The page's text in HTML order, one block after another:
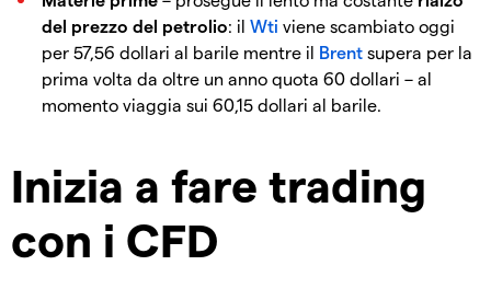
del prezzo del petrolio: il Wti viene scambiato oggi
per 57,56 dollari al barile mentre il Brent supera per la
prima volta da oltre un anno quota 60 dollari – al
momento viaggia sui 60,15 dollari al barile.
Inizia a fare trading
con i CFD